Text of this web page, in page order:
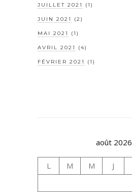
JUILLET 2021 (1)
JUIN 2021 (2)
MAI 2021 (1)
AVRIL 2021 (4)
FÉVRIER 2021 (1)
août 2026
L M M J